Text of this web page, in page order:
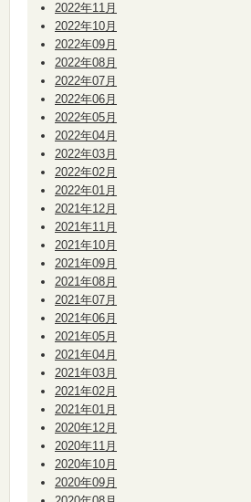
2022年11月
2022年10月
2022年09月
2022年08月
2022年07月
2022年06月
2022年05月
2022年04月
2022年03月
2022年02月
2022年01月
2021年12月
2021年11月
2021年10月
2021年09月
2021年08月
2021年07月
2021年06月
2021年05月
2021年04月
2021年03月
2021年02月
2021年01月
2020年12月
2020年11月
2020年10月
2020年09月